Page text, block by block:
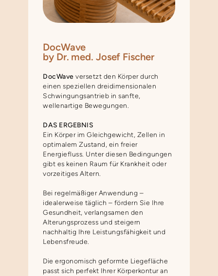
DocWave
by Dr. med. Josef Fischer
DocWave versetzt den Körper durch
einen speziellen dreidimensionalen
Schwingungsantrieb in sanfte,
wellenartige Bewegungen.
DAS ERGEBNIS
Ein Körper im Gleichgewicht, Zellen in
optimalem Zustand, ein freier
Energiefluss. Unter diesen Bedingungen
gibt es keinen Raum für Krankheit oder
vorzeitiges Altern.
Bei regelmäßiger Anwendung –
idealerweise täglich – fördern Sie Ihre
Gesundheit, verlangsamen den
Alterungsprozess und steigern
nachhaltig Ihre Leistungsfähigkeit und
Lebensfreude.
Die ergonomisch geformte Liegefläche
passt sich perfekt Ihrer Körperkontur an